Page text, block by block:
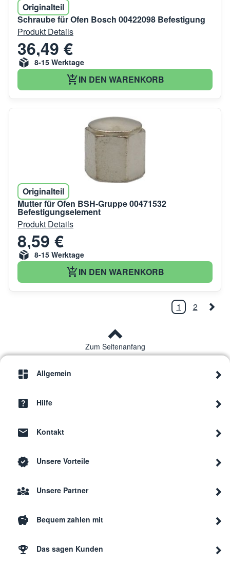
Originalteil
Schraube für Ofen Bosch 00422098 Befestigung
Produkt Details
36,49 €
8-15 Werktage
IN DEN WARENKORB
Originalteil
Mutter für Ofen BSH-Gruppe 00471532
Befestigungselement
Produkt Details
8,59 €
8-15 Werktage
IN DEN WARENKORB
1 2
Zum Seitenanfang
Allgemein
Hilfe
Kontakt
Unsere Vorteile
Unsere Partner
Bequem zahlen mit
Das sagen Kunden